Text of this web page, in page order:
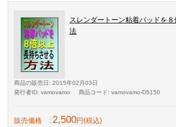
スレンダートーン粘着パッドを
法
商品の販売日 : 2015年02月03日
発行者ID: vamovamo 商品コード: vamovamo-D5150
販売価格 : 2,500円(税込)